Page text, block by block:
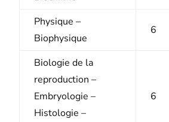
Physique –
Biophysique
6
Biologie de la
reproduction –
Embryologie –
Histologie –
6